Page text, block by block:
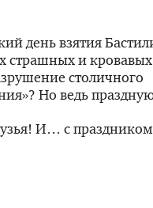
день взятия
страшных и
столичного
Но ведь
И… с